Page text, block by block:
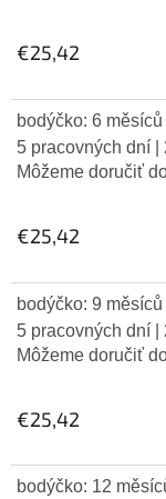
€25,42
bodýčko: 6 měsíců
5 pracovných dní
Môžeme doručiť
€25,42
bodýčko: 9 měsíců
5 pracovných dní
Môžeme doručiť
€25,42
bodýčko: 12